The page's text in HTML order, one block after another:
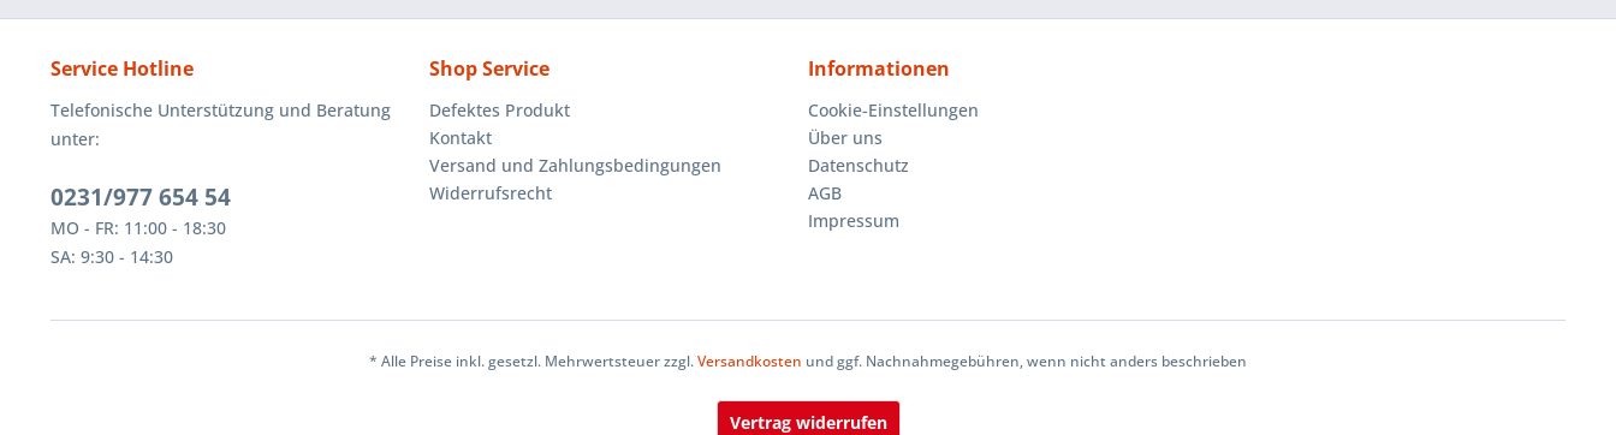
Service Hotline
Telefonische Unterstützung und Beratung
unter:
0231/977 654 54
MO - FR: 11:00 - 18:30
SA: 9:30 - 14:30
Shop Service
Defektes Produkt
Kontakt
Versand und Zahlungsbedingungen
Widerrufsrecht
Informationen
Cookie-Einstellungen
Über uns
Datenschutz
AGB
Impressum
* Alle Preise inkl. gesetzl. Mehrwertsteuer zzgl.Versandkosten und ggf. Nachnahmegebühren, wenn nicht anders beschrieben
Vertrag widerrufen